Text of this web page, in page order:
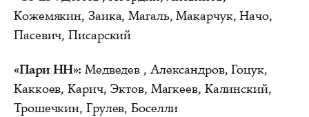
Кожемякин, Заика, Магаль, Макарчук, Начо,
Пасевич, Писарский
«Пари НН»: Медведев , Александров, Гоцук,
Каккоев, Карич, Эктов, Магкеев, Калинский,
Трошечкин, Грулев, Боселли